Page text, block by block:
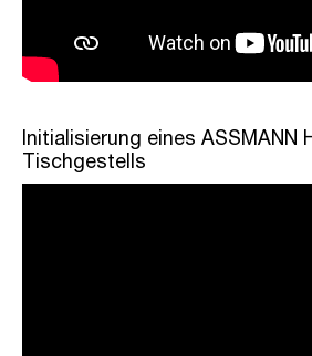
Initialisierung eines ASSMANN
Tischgestells